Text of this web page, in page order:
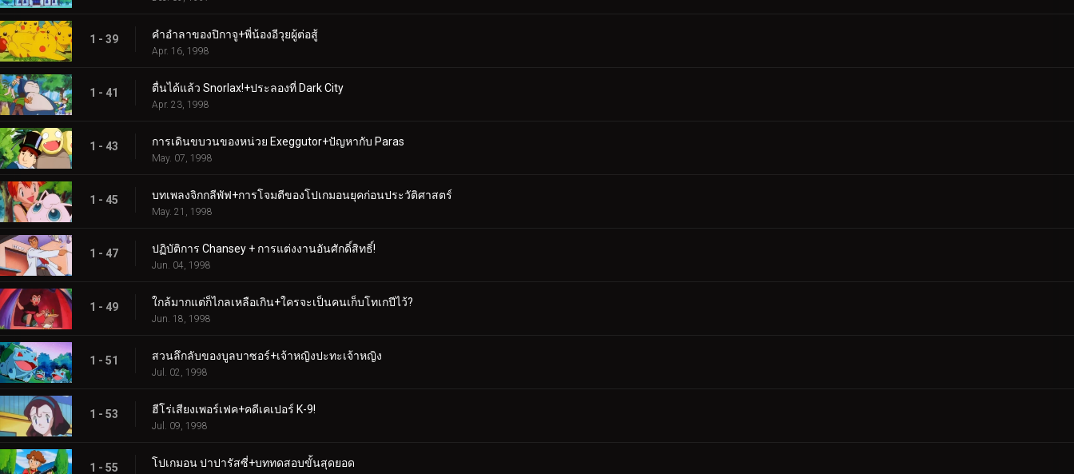
1 - 39 คำอำลาของปิกาจู+พี่น้องอีวุยผู้ต่อสู้
Apr. 16, 1998
1 - 41 ตื่นได้แล้ว Snorlax!+ประลองที่ Dark City
Apr. 23, 1998
1 - 43 การเดินขบวนของหน่วย Exeggutor+ปัญหากับ Paras
May. 07, 1998
1 - 45 บทเพลงจิกกลีพัฟ+การโจมตีของโปเกมอนยุคก่อนประวัติศาสตร์
May. 21, 1998
1 - 47 ปฏิบัติการ Chansey + การแต่งงานอันศักดิ์สิทธิ์!
Jun. 04, 1998
1 - 49 ใกล้มากแต่ก็ไกลเหลือเกิน+ใครจะเป็นคนเก็บโทเกปีไว้?
Jun. 18, 1998
1 - 51 สวนลึกลับของบูลบาซอร์+เจ้าหญิงปะทะเจ้าหญิง
Jul. 02, 1998
1 - 53 ฮีโร่เสียงเพอร์เฟค+คดีเคเปอร์ K-9!
Jul. 09, 1998
1 - 55 โปเกมอน ปาปารัสซี่+บททดสอบขั้นสุดยอด